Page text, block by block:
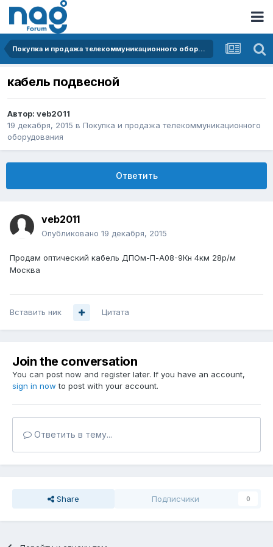
Покупка и продажа телекоммуникационного оборудования
кабель подвесной
Автор: veb2011
19 декабря, 2015 в Покупка и продажа телекоммуникационного
оборудования
Ответить
veb2011
Опубликовано 19 декабря, 2015
Продам оптический кабель ДПОм-П-А08-9Кн 4км 28р/м
Москва
Вставить ник Цитата
Join the conversation
You can post now and register later. If you have an account,
sign in now to post with your account.
Ответить в тему...
Share Подписчики 0